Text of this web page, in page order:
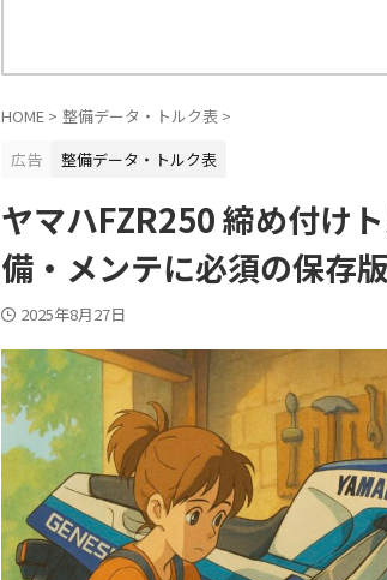
HOME > 整備データ・トルク表 >
広告
整備データ・トルク表
ヤマハFZR250 締め付け
備・メンテに必須の保存
2025年8月27日